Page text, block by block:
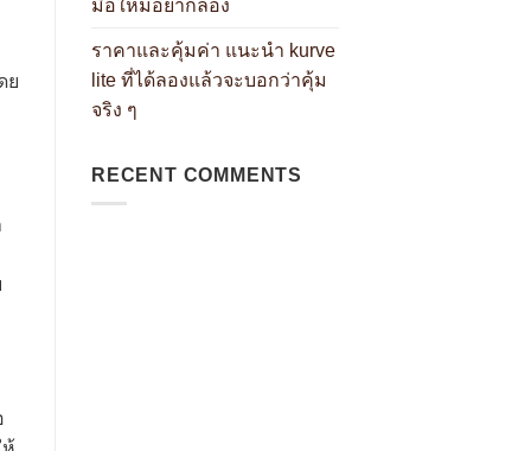
ย
มือใหม่อยากลอง
ราคาและคุ้มค่า แนะนำ kurve
lite ที่ได้ลองแล้วจะบอกว่าคุ้ม
จริง ๆ
RECENT COMMENTS